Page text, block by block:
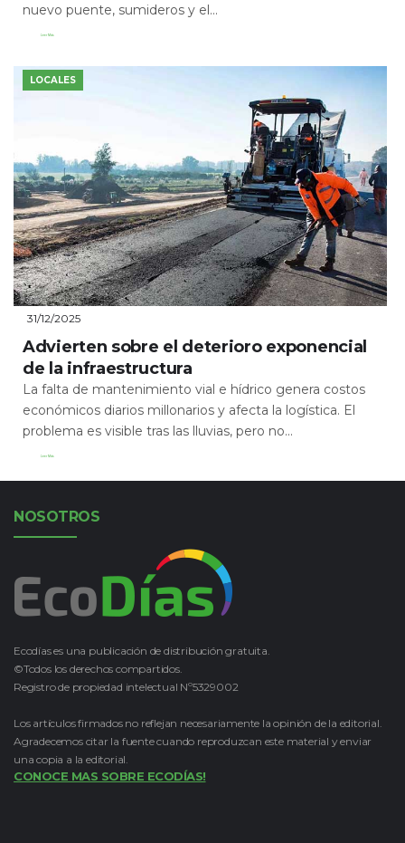
nuevo puente, sumideros y el...
Leer Más
LOCALES
31/12/2025
Advierten sobre el deterioro exponencial
de la infraestructura
La falta de mantenimiento vial e hídrico genera costos
económicos diarios millonarios y afecta la logística. El
problema es visible tras las lluvias, pero no...
Leer Más
NOSOTROS
Ecodías es una publicación de distribución gratuita.
©Todos los derechos compartidos.
Registro de propiedad intelectual Nº5329002
Los artículos firmados no reflejan necesariamente la opinión de la editorial.
Agradecemos citar la fuente cuando reproduzcan este material y enviar
una copia a la editorial.
CONOCE MAS SOBRE ECODÍAS!